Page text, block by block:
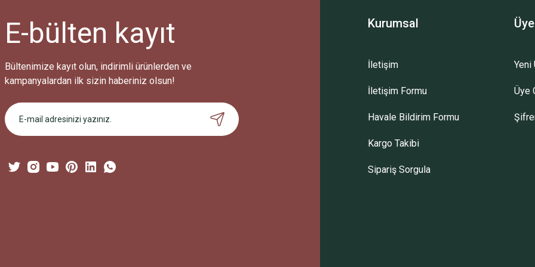
Bu ürüne benzer farklı alternatifler olmalı.
Gönder
E-bülten kayıt
Bültenimize kayıt olun, indirimli ürünlerden ve
kampanyalardan ilk sizin haberiniz olsun!
Kurumsal
İletişim
İletişim Formu
Havale Bildirim Formu
Kargo Takibi
Sipariş Sorgula
Yeni
Üye